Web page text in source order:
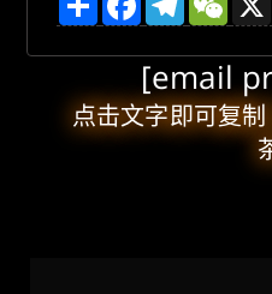
享 a
c
e
b
o
o
k
e
l
e
g
r
a
m
C
h
a
t
[email
点击文字即可复